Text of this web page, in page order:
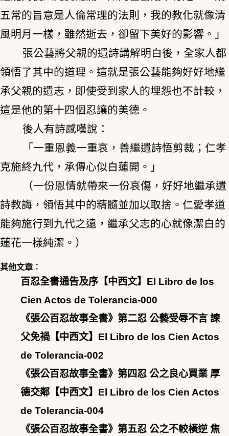
五常的旨意是人倫常理的法則，我的教化就像清
風明月一樣，雖然逝去，卻留下美好的影響。」
張公藝將父親的遺詩講解明白後，全家人都
領悟了其中的道理。這就是張公藝能夠好好地繼
承父親的遺志，即使受到家人的埋怨也不計較，
這是他的第十四個忍讓的美德。
後人有詩感嘆說：
「一重恩義一重哀，善繼遺詩悟剪裁；仁孝
克施終九代，承傳心似白蓮開。」
（一份恩情就帶來一份哀傷，好好地繼承遺
詩教誨，領悟其中的精髓並加以取捨。仁愛孝道
能夠施行到九代之遠，繼承父志的心就像潔白的
蓮花一樣純潔。）
其他文章︰
百忍全書通告及序【中西文】El Libro de los
Cien Actos de Tolerancia-000
《張公百忍故事全書》第二忍 公藝受辱不言 諫
父免禍【中西文】El Libro de los Cien Actos
de Tolerancia-002
《張公百忍故事全書》第四忍 公之良心買業 厚
德交鄰【中西文】El Libro de los Cien Actos
de Tolerancia-004
《張公百忍故事全書》第五忍 公之不較橫逆 焦